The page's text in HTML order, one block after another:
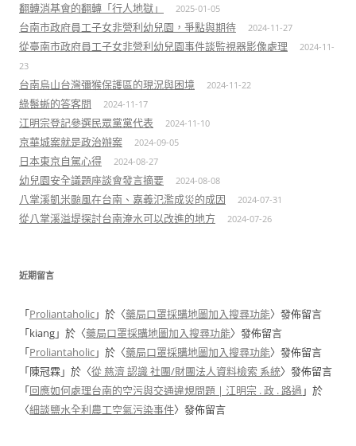
翻轉消基會的翻轉「行人地獄」 2025-01-05
台南市政府員工子女非營利幼兒園，爭點與期待 2024-11-27
從臺南市政府員工子女非營利幼兒園事件談監視器影像處理
2024-11-
23
台南烏山台灣彌猴保護區的現況與困境 2024-11-22
綠鬣蜥的答客問 2024-11-17
江明宗登記參選民眾黨黨代表 2024-11-10
京華城案就是政治辦案 2024-09-05
日本東京自駕心得 2024-08-27
幼兒園安全議題座談會發言摘要 2024-08-08
八掌溪凱米颱風在台南、嘉義氾濫成災的成因 2024-07-31
從八掌溪溢堤探討台南淹水可以改進的地方 2024-07-26
近期留言
「Proliantaholic」於〈藥局口罩採購地圖加入搜尋功能〉發佈留言
「kiang」於〈藥局口罩採購地圖加入搜尋功能〉發佈留言
「Proliantaholic」於〈藥局口罩採購地圖加入搜尋功能〉發佈留言
「陳冠霖」於〈從 慈濟 認識 社團/財團法人資料檢索 系統〉發佈留言
「回應如何處理台南的空污與交通違規問題 | 江明宗 . 政 . 路過 」於
〈細談鹽水全利農工空氣污染事件〉發佈留言